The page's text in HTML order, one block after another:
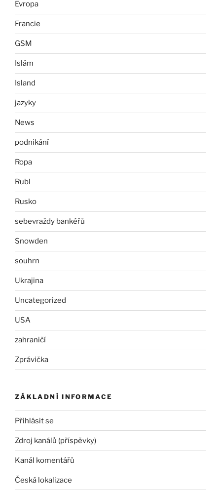
Evropa
Francie
GSM
Islám
Island
jazyky
News
podnikání
Ropa
Rubl
Rusko
sebevraždy bankéřů
Snowden
souhrn
Ukrajina
Uncategorized
USA
zahraničí
Zprávička
ZÁKLADNÍ INFORMACE
Přihlásit se
Zdroj kanálů (příspěvky)
Kanál komentářů
Česká lokalizace